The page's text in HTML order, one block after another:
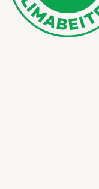
vom
Bestellwert:
Die